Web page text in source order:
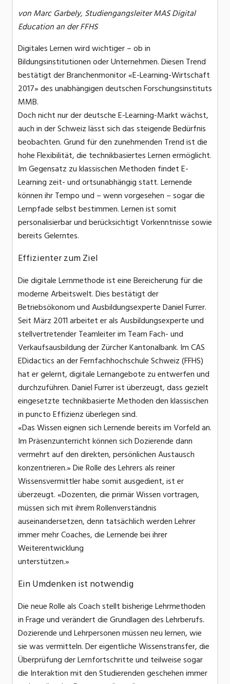
von Marc Garbely, Studiengangsleiter MAS Digital
Education an der FFHS
Digitales Lernen wird wichtiger – ob in
Bildungsinstitutionen oder Unternehmen. Diesen Trend
bestätigt der Branchenmonitor «E-Learning-Wirtschaft
2017» des unabhängigen deutschen Forschungsinstituts
MMB.
Doch nicht nur der deutsche E-Learning-Markt wächst,
auch in der Schweiz lässt sich das steigende Bedürfnis
beobachten. Grund für den zunehmenden Trend ist die
hohe Flexibilität, die technikbasiertes Lernen ermöglicht.
Im Gegensatz zu klassischen Methoden findet E-
Learning zeit- und ortsunabhängig statt. Lernende
können ihr Tempo und – wenn vorgesehen – sogar die
Lernpfade selbst bestimmen. Lernen ist somit
personalisierbar und berücksichtigt Vorkenntnisse sowie
bereits Gelerntes.
Effizienter zum Ziel
Die digitale Lernmethode ist eine Bereicherung für die
moderne Arbeitswelt. Dies bestätigt der
Betriebsökonom und Ausbildungsexperte Daniel Furrer.
Seit März 2011 arbeitet er als Ausbildungsexperte und
stellvertretender Teamleiter im Team Fach- und
Verkaufsausbildung der Zürcher Kantonalbank. Im CAS
EDidactics an der Fernfachhochschule Schweiz (FFHS)
hat er gelernt, digitale Lernangebote zu entwerfen und
durchzuführen. Daniel Furrer ist überzeugt, dass gezielt
eingesetzte technikbasierte Methoden den klassischen
in puncto Effizienz überlegen sind.
«Das Wissen eignen sich Lernende bereits im Vorfeld an.
Im Präsenzunterricht können sich Dozierende dann
vermehrt auf den direkten, persönlichen Austausch
konzentrieren.» Die Rolle des Lehrers als reiner
Wissensvermittler habe somit ausgedient, ist er
überzeugt. «Dozenten, die primär Wissen vortragen,
müssen sich mit ihrem Rollenverständnis
auseinandersetzen, denn tatsächlich werden Lehrer
immer mehr Coaches, die Lernende bei ihrer
Weiterentwicklung
unterstützen.»
Ein Umdenken ist notwendig
Die neue Rolle als Coach stellt bisherige Lehrmethoden
in Frage und verändert die Grundlagen des Lehrberufs.
Dozierende und Lehrpersonen müssen neu lernen, wie
sie was vermitteln. Der eigentliche Wissenstransfer, die
Überprüfung der Lernfortschritte und teilweise sogar
die Interaktion mit den Studierenden geschehen immer